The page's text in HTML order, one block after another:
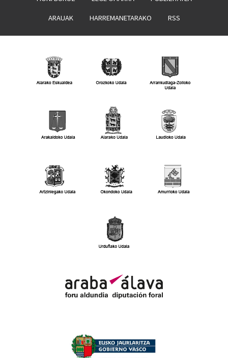
ARAUAK HARREMANETARAKO RSS